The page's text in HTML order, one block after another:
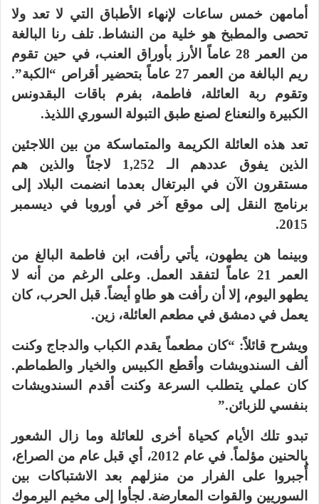
أمامهن خمس ساعات لإنهاء الأطباق التي لا تعد ولا
تحصى والمطبخ هو خلية من النشاط. تلف رنا البالغة
من العمر 28 عاماً الأرز بأوراق العنب، في حين تقوم
ريم البالغة من العمر 27 عاماً بتحضير أقراص “الكبة”.
وتقوم ربة العائلة، فاطمة، بفرم باقات البقدونس
الكبيرة والنعناع لصنع طبق التبولة السوري اللذيذ.
تعد هذه العائلة الكريمة والمتماسكة من بين اللاجئين
الذين يفوق عددهم الـ 1,252 لاجئاً والذين هم
مستقرون الآن في البرتغال بعدما انضمت البلاد إلى
برنامج النقل إلى موقع آخر في أوروبا في ديسمبر
2015.
وبينما هن يطهون، يأتي رأفت، ابن فاطمة البالغ من
العمر 21 عاماً لتفقد العمل. وعلى الرغم من أنه لا
يطهو اليوم، إلا أن رأفت هو طاهٍ أيضاً. قبل الحرب، كان
يعمل في دمشق في مطعم العائلة، زين.
ويشرح قائلاً: “كان مطعماً يقدم الكباب والدجاج وكنت
ألف السندويشات وأقطع الكبيس والخيار والطماطم.
كان عملي يتطلب السرعة وكنت أقدم السندويشات
بنفسي للزبائن.”
تبدو تلك الأيام كحياة أخرى للعائلة وما زال الشعور
بالحنين مؤلماً. في عام 2012، أي قبل عام من الصراع،
أُجبروا على الفرار من منزلهم بعد الاشتباكات بين
السوريين والقوات المعارضة. لجأوا إلى مخيم اليرموك